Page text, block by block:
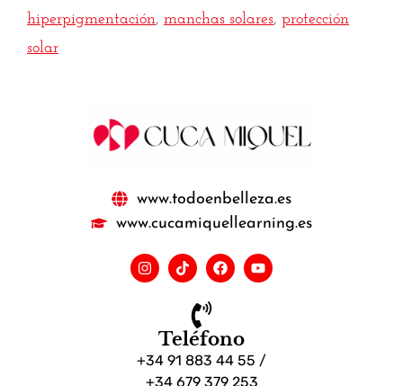
hiperpigmentación, manchas solares, protección
solar
www.todoenbelleza.es
www.cucamiquellearning.es
Teléfono
+34 91 883 44 55 /
+34 679 379 253